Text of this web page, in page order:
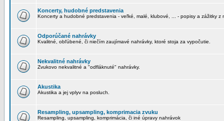
Koncerty, hudobné predstavenia
Koncerty a hudobné predstavenia - veľké, malé, klubové, ... - popisy a zážitky z
Odporúčané nahrávky
Kvalitné, obľúbené, či niečím zaujímavé nahrávky, ktoré stoja za vypočutie.
Nekvalitné nahrávky
Zvukovo nekvalitné a "odfláknuté" nahrávky.
Akustika
Akustika a jej vplyv na posluch.
Resampling, upsampling, komprimacia zvuku
Resampling, upsampling, komprimácia, či iné úpravy nahrávok